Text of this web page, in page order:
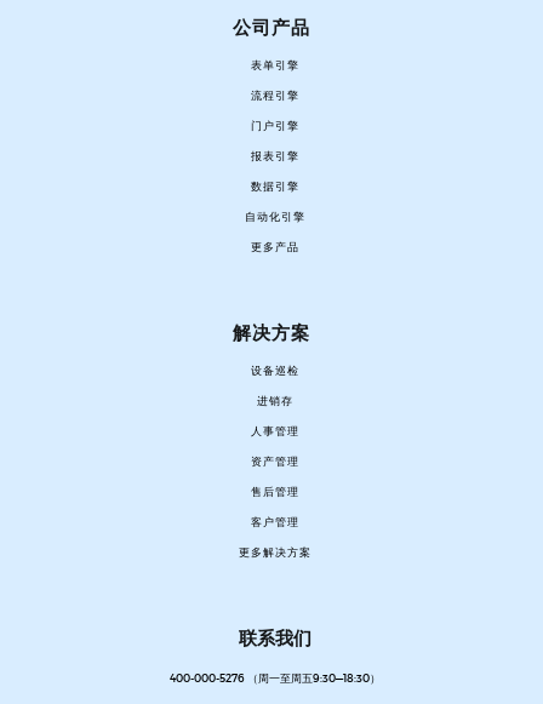
公司产品
表单引擎
流程引擎
门户引擎
报表引擎
数据引擎
自动化引擎
更多产品
解决方案
设备巡检
进销存
人事管理
资产管理
售后管理
客户管理
更多解决方案
联系我们
400-000-5276 （周一至周五9:30—18:30）